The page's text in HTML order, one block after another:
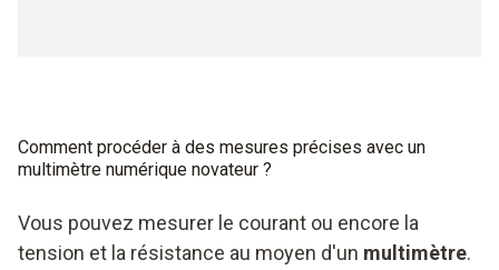
Comment procéder à des mesures précises avec un
multimètre numérique novateur ?
Vous pouvez mesurer le courant ou encore la
tension et la résistance au moyen d'un multimètre.